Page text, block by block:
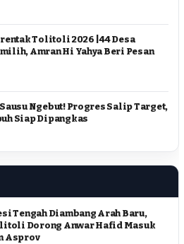
Tolitoli 2026 | 44 Desa
Amran Hi Yahya Beri Pesan
Ngebut! Progres Salip Target,
Siap Dipangkas
Tengah Diambang Arah Baru,
Dorong Anwar Hafid Masuk
Asprov